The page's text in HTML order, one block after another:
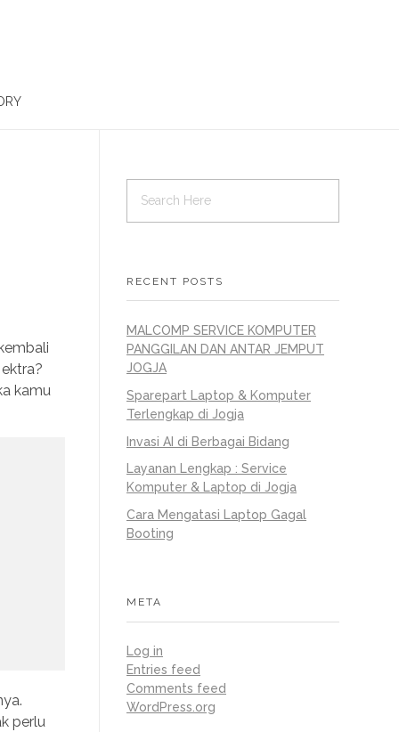
kamu
perlu
RECENT POSTS
MALCOMP SERVICE KOMPUTER
PANGGILAN DAN ANTAR JEMPUT
JOGJA
Sparepart Laptop & Komputer
Terlengkap di Jogja
Invasi AI di Berbagai Bidang
Layanan Lengkap : Service
Komputer & Laptop di Jogja
Cara Mengatasi Laptop Gagal
Booting
META
Log in
Entries feed
Comments feed
WordPress.org